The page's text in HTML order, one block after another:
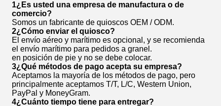
1¿Es usted una empresa de manufactura o de
comercio?
Somos un fabricante de quioscos OEM / ODM.
2¿Cómo enviar el quiosco?
El envío aéreo y marítimo es opcional, y se recomienda
el envío marítimo para pedidos a granel.
en posición de pie y no se debe colocar.
3¿Qué métodos de pago acepta su empresa?
Aceptamos la mayoría de los métodos de pago, pero
principalmente aceptamos T/T, L/C, Western Union,
PayPal y MoneyGram.
4¿Cuánto tiempo tiene para entregar?